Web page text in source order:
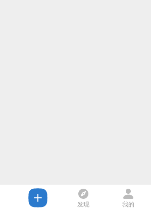
发现 我的